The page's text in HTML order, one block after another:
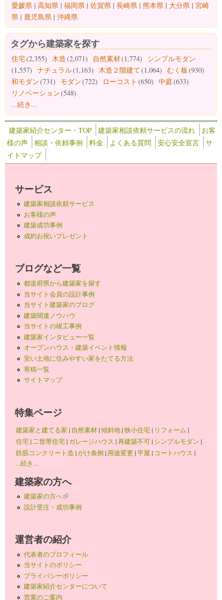
愛媛県 | 高知県 | 福岡県 | 佐賀県 | 長崎県 | 熊本県 | 大分県 | 宮崎
県 | 鹿児島県 | 沖縄県
タグから建築家を探す
住宅(2,355) 木造(2,071) 自然素材(1,774)
シンプルモダン
(1,557) ナチュラル(1,163) 木造２階建て(1,064) むく板 (930)
和モダン(731) モダン(722) ローコスト (650) 中庭(633)
リノベーション(548)
...続き...
建築家紹介センター・TOP 建築家相談依頼サービスの流れ
お客
様の声
相談・依頼事例 料金 よくある質問 安心安全宣言
サ
イトマップ
サービス
建築家相談依頼サービス
お客様の声
建築成功事例
成約お祝いプレゼント
ブログなど一覧
都道府県から建築家を探す
当サイト会員の設計事例
当サイト建築家のブログ
建築関連ノウハウ
当サイトの竣工事例
建築家インタビュー一覧
オープンハウス・建築イベント情報
安い土地に住みやすい家をたてる方法
寄稿一覧
サイトマップ
特集ページ
建築家と建てる家 | 自然素材|傾斜地|狭小住宅| リフォーム |
住宅| 二世帯住宅| ガレージハウス |再建築不可| シンプルモダン |
鉄筋コンクリート造 |がけ条例 | 用途変更 |平屋 | コートハウス |
...続き...
建築家の方へ
建築家の方へ(link is external)
設計受注・成功事例
運営者の紹介
代表者のプロフィール
当サイトのポリシー
プライバシーポリシー
建築家紹介センターについて
営業のご案内